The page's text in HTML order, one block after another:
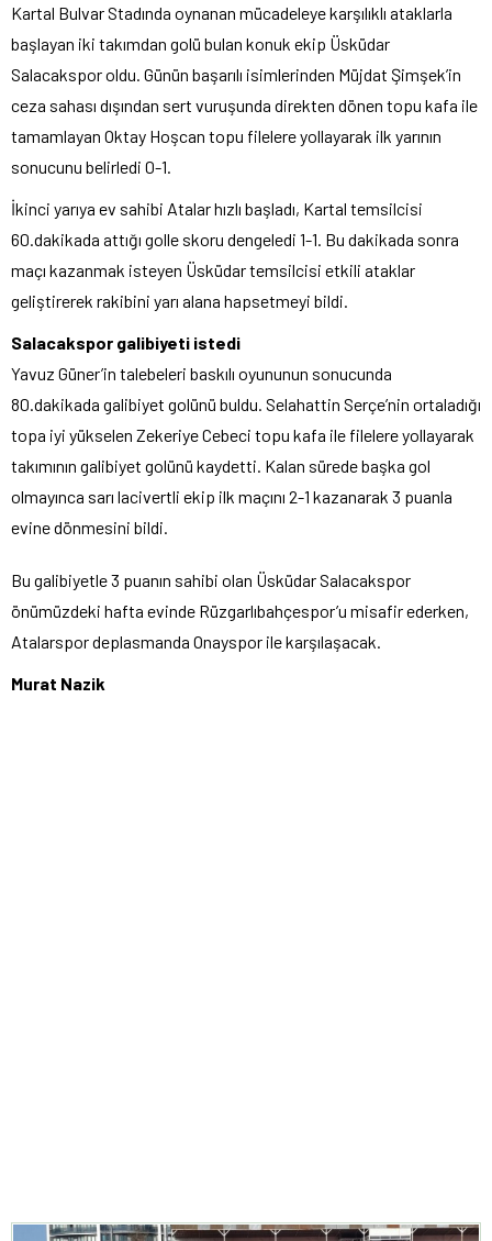
Kartal Bulvar Stadında oynanan mücadeleye karşılıklı ataklarla
başlayan iki takımdan golü bulan konuk ekip Üsküdar
Salacakspor oldu. Günün başarılı isimlerinden Müjdat Şimşek’in
ceza sahası dışından sert vuruşunda direkten dönen topu kafa ile
tamamlayan Oktay Hoşcan topu filelere yollayarak ilk yarının
sonucunu belirledi 0-1.
İkinci yarıya ev sahibi Atalar hızlı başladı, Kartal temsilcisi
60.dakikada attığı golle skoru dengeledi 1-1. Bu dakikada sonra
maçı kazanmak isteyen Üsküdar temsilcisi etkili ataklar
geliştirerek rakibini yarı alana hapsetmeyi bildi.
Salacakspor galibiyeti istedi
Yavuz Güner’in talebeleri baskılı oyununun sonucunda
80.dakikada galibiyet golünü buldu. Selahattin Serçe’nin ortaladığı
topa iyi yükselen Zekeriye Cebeci topu kafa ile filelere yollayarak
takımının galibiyet golünü kaydetti. Kalan sürede başka gol
olmayınca sarı lacivertli ekip ilk maçını 2-1 kazanarak 3 puanla
evine dönmesini bildi.
Bu galibiyetle 3 puanın sahibi olan Üsküdar Salacakspor
önümüzdeki hafta evinde Rüzgarlıbahçespor’u misafir ederken,
Atalarspor deplasmanda Onayspor ile karşılaşacak.
Murat Nazik